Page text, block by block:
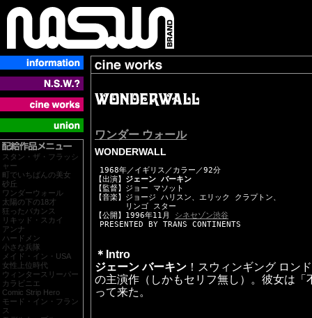
スタン・ザ・フラッシ
ャー
町でいちばんの美女
砂丘
ワンダーウォール
太陽の下の18才
狂ったバカンス
リキッド・スカイ
アンナ
ハードメン
小さな兵隊
メイド・イン・USA
女性上位時代
ウィンタースリーパー
カラビニエ
Comic Strip Hero
モード・イン・フラン
ス
ワンダー ウォール
WONDERWALL
1968年／イギリス／カラー／92分
【出演】 ジェーン バーキン
【監督】ジョー マソット
【音楽】ジョージ ハリスン、エリック クラプトン、
リンゴ スター
【公開】1996年11月 シネセゾン渋谷
＊Intro
ジェーン バーキン ！スウィンギング ロン
の主演作（しかもセリフ無し）。彼女は「
って来た。